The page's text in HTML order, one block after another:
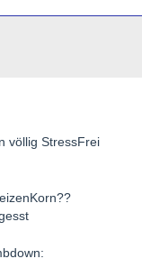
völlig StressFrei